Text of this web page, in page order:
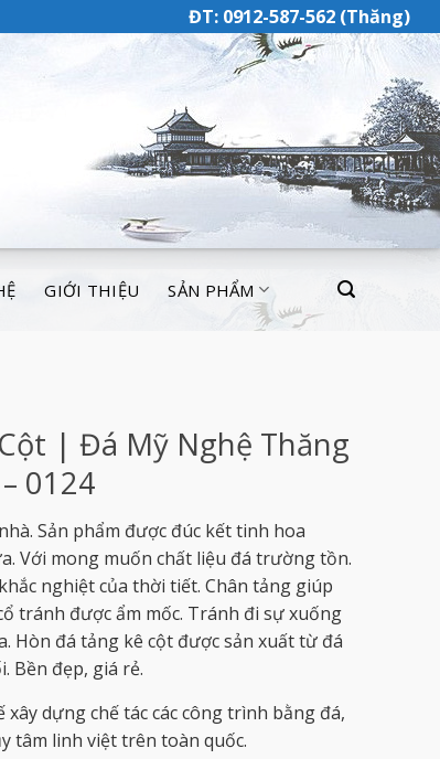
ĐT: 0912-587-562 (Thăng)
GIỚI THIỆU SẢN PHẨM
| Đá Mỹ Nghệ Thăng
0124
Sản phẩm được đúc kết tinh hoa
Với mong muốn chất liệu đá trường tồn.
nghiệt của thời tiết. Chân tảng giúp
tránh được ẩm mốc. Tránh đi sự xuống
Hòn đá tảng kê cột được sản xuất từ đá
Bền đẹp, giá rẻ.
dựng chế tác các công trình bằng đá,
tâm linh việt trên toàn quốc.